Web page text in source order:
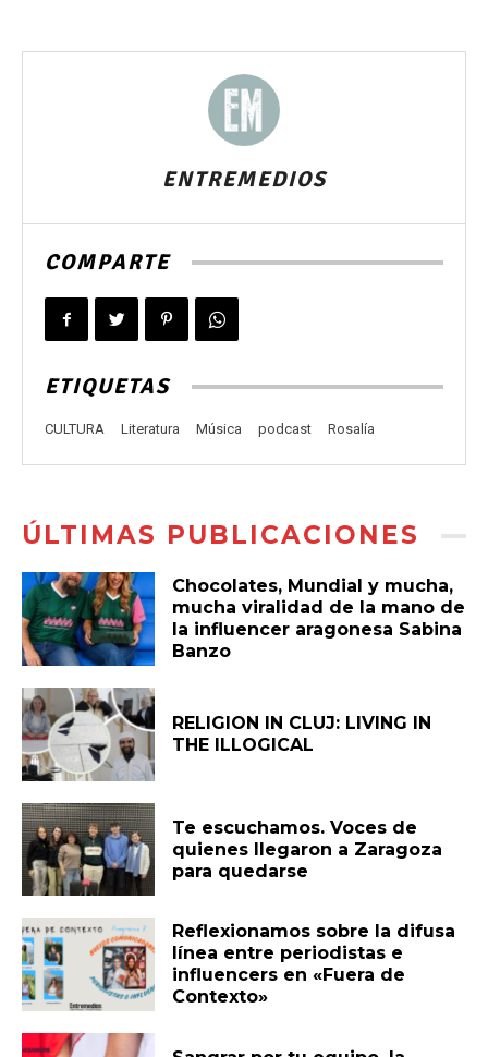
ENTREMEDIOS
COMPARTE
ETIQUETAS
CULTURA Literatura Música podcast Rosalía
ÚLTIMAS PUBLICACIONES
Chocolates, Mundial y mucha,
mucha viralidad de la mano de
la influencer aragonesa Sabina
Banzo
RELIGION IN CLUJ: LIVING IN
THE ILLOGICAL
Te escuchamos. Voces de
quienes llegaron a Zaragoza
para quedarse
Reflexionamos sobre la difusa
línea entre periodistas e
influencers en «Fuera de
Contexto»